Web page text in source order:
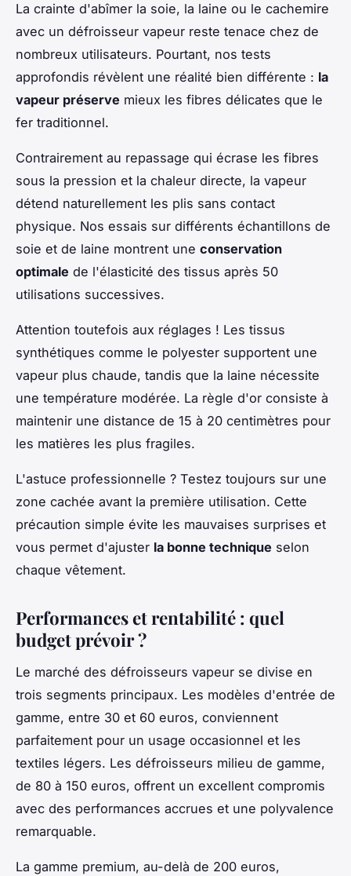
La crainte d'abîmer la soie, la laine ou le cachemire
avec un défroisseur vapeur reste tenace chez de
nombreux utilisateurs. Pourtant, nos tests
approfondis révèlent une réalité bien différente : la
vapeur préserve mieux les fibres délicates que le
fer traditionnel.
Contrairement au repassage qui écrase les fibres
sous la pression et la chaleur directe, la vapeur
détend naturellement les plis sans contact
physique. Nos essais sur différents échantillons de
soie et de laine montrent une conservation
optimale de l'élasticité des tissus après 50
utilisations successives.
Attention toutefois aux réglages ! Les tissus
synthétiques comme le polyester supportent une
vapeur plus chaude, tandis que la laine nécessite
une température modérée. La règle d'or consiste à
maintenir une distance de 15 à 20 centimètres pour
les matières les plus fragiles.
L'astuce professionnelle ? Testez toujours sur une
zone cachée avant la première utilisation. Cette
précaution simple évite les mauvaises surprises et
vous permet d'ajuster la bonne technique selon
chaque vêtement.
Performances et rentabilité : quel
budget prévoir ?
Le marché des défroisseurs vapeur se divise en
trois segments principaux. Les modèles d'entrée de
gamme, entre 30 et 60 euros, conviennent
parfaitement pour un usage occasionnel et les
textiles légers. Les défroisseurs milieu de gamme,
de 80 à 150 euros, offrent un excellent compromis
avec des performances accrues et une polyvalence
remarquable.
La gamme premium, au-delà de 200 euros,